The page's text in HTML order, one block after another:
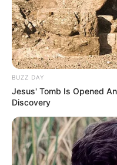
that’s how it should
The room was silent.
She had a notebook
calm. There was no
BUZZ DAY
Jesus' Tomb Is Opened
Discovery